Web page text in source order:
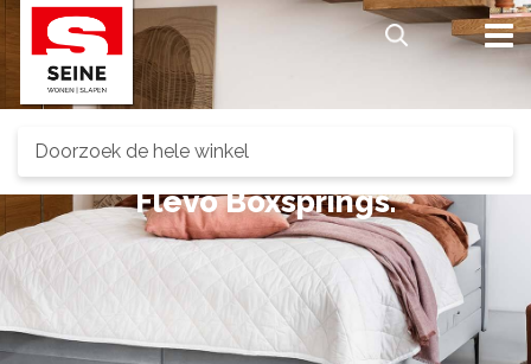
Search
Flevo Boxsprings.